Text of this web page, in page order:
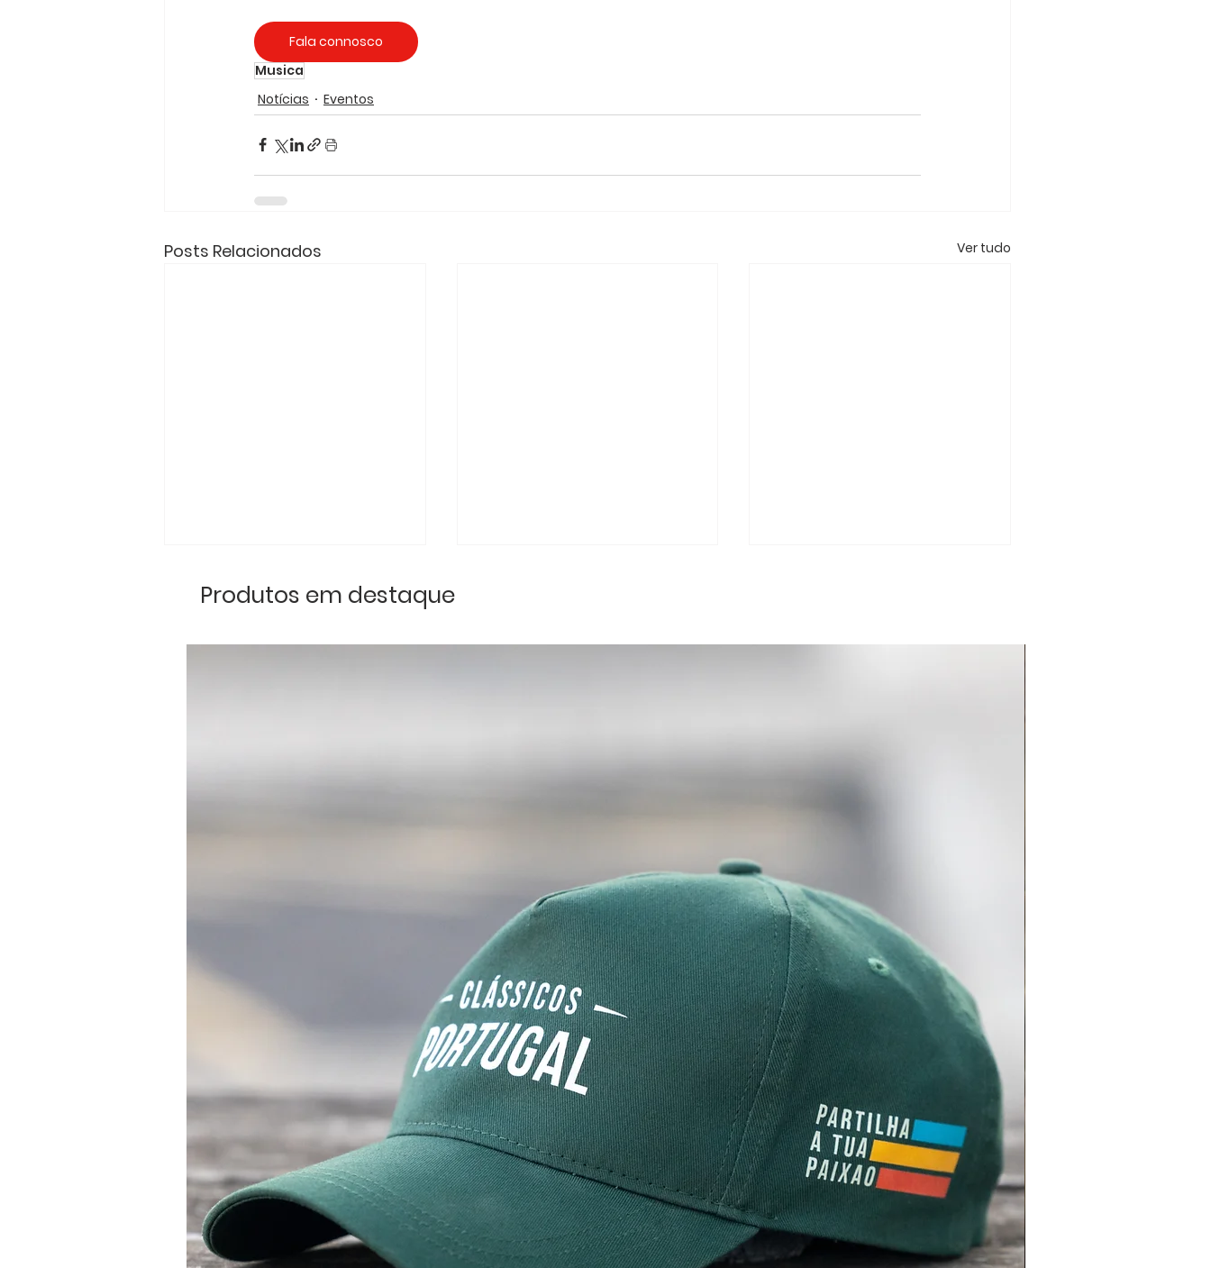
Fala connosco
Musica
Notícias
Eventos
Posts Relacionados Ver tudo
Produtos em destaque